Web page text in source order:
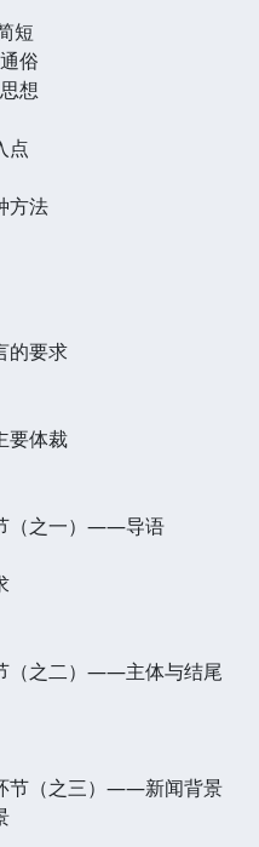
短
俗
想
点
方法
的要求
要体裁
（之一）——导语
（之二）——主体与结尾
节（之三）——新闻背景